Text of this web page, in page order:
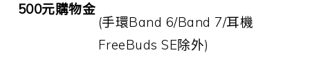
500元購物金
(手環Band 6/Band 7/耳機
FreeBuds SE除外)